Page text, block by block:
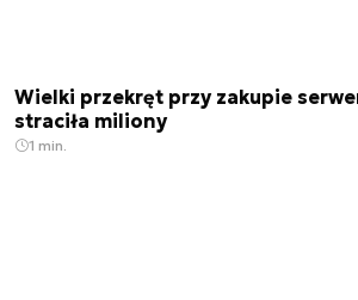
Wielki przekręt przy zakupie
straciła miliony
1 min.